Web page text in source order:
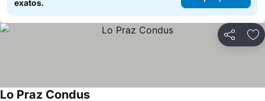
exatos.
Partilhar
Lo Praz Condus